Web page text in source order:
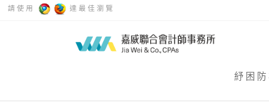
請使用 達最佳瀏覽
紓困